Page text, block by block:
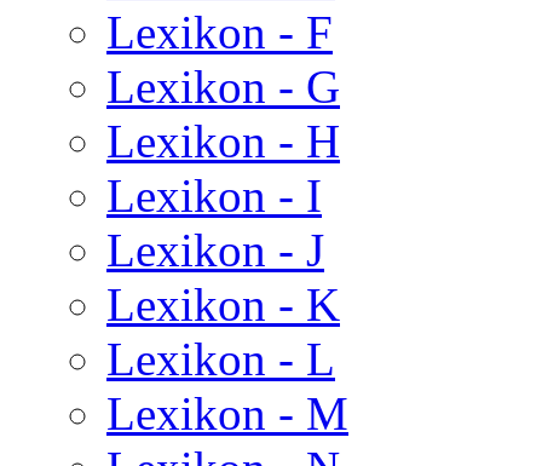
Lexikon - F
Lexikon - G
Lexikon - H
Lexikon - I
Lexikon - J
Lexikon - K
Lexikon - L
Lexikon - M